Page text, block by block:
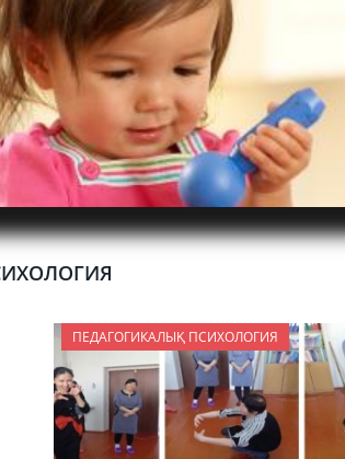
ПЕДАГОГИКАЛЫҚ ПСИХОЛОГИЯ